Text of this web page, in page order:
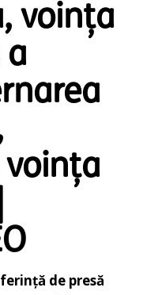
voința
a
de presă